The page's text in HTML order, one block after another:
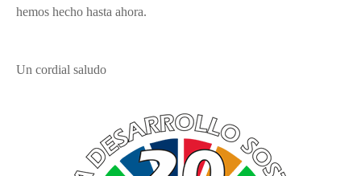
hemos hecho hasta ahora.
Un cordial saludo